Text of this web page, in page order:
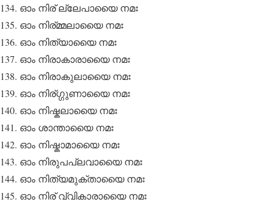
ഓം നിര് ല്ലേപായൈ നമഃ
ഓം നിര്മ്മലായൈ നമഃ
ഓം നിത്യായൈ നമഃ
ഓം നിരാകാരായൈ നമഃ
ഓം നിരാകുലായൈ നമഃ
ഓം നിര്ഗ്ഗുണായൈ നമഃ
ഓം നിഷ്കലായൈ നമഃ
ഓം ശാന്തായൈ നമഃ
ഓം നിഷ്കാമായൈ നമഃ
ഓം നിരുപപ്ലവായൈ നമഃ
ഓം നിത്യമുക്തായൈ നമഃ
ഓം നിര് വ്വികാരായൈ നമഃ